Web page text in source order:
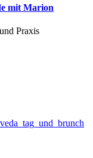
mit Marion
Praxis